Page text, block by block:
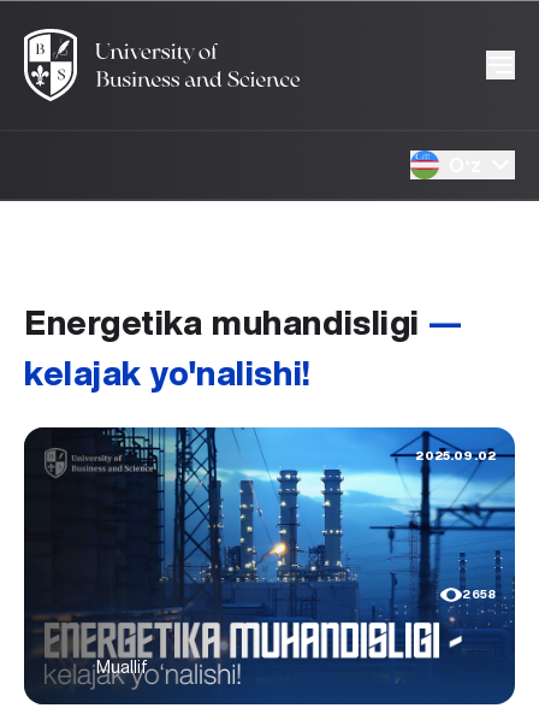
Energetika muhandisligi —
kelajak yo'nalishi!
2025.09.02
Muallif
2658